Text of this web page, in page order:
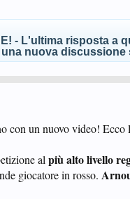
- L'ultima risposta a
nuova
con un nuovo video!
al più alto livello
giocatore in rosso.